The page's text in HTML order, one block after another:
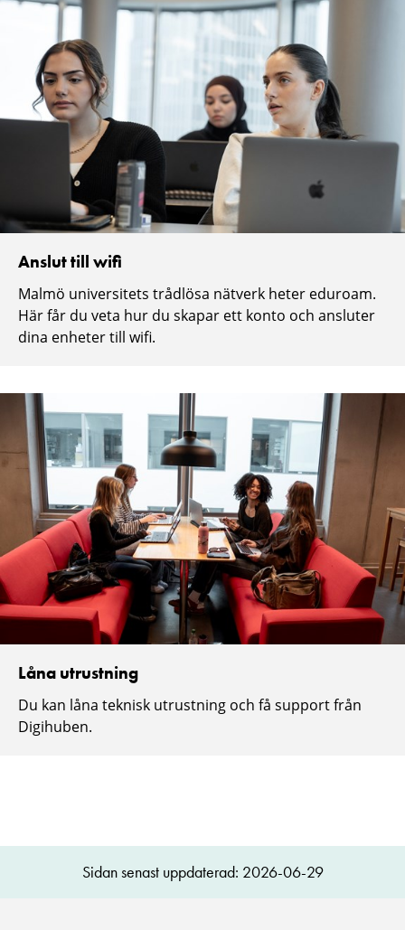
Anslut till wifi
Malmö universitets trådlösa nätverk heter eduroam.
Här får du veta hur du skapar ett konto och ansluter
dina enheter till wifi.
Låna utrustning
Du kan låna teknisk utrustning och få support från
Digihuben.
Sidan senast uppdaterad: 2026-06-29